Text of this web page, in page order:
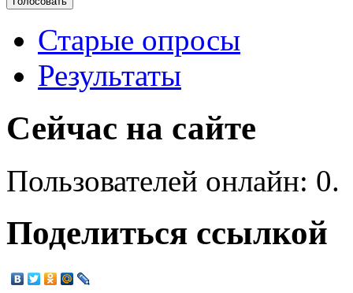
Старые опросы
Результаты
Сейчас на сайте
Пользователей онлайн: 0.
Поделиться ссылкой